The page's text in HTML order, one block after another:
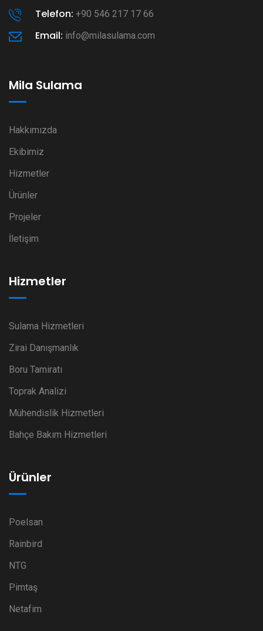
Telefon: +90 546 217 17 66
Email: info@milasulama.com
Mila Sulama
Hakkımızda
Ekibimiz
Hizmetler
Ürünler
Projeler
İletişim
Hizmetler
Sulama Hizmetleri
Zirai Danışmanlık
Boru Tamiratı
Toprak Analizi
Mühendislik Hizmetleri
Bahçe Bakım Hizmetleri
Ürünler
Poelsan
Rainbird
NTG
Pimtaş
Netafim